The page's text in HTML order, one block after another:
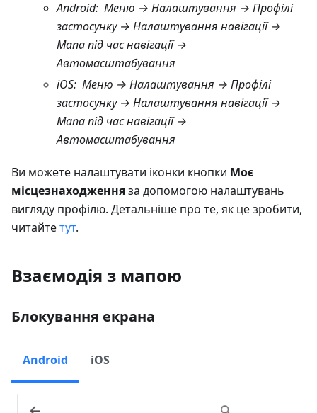
Android: Меню → Налаштування → Профілі
застосунку → Налаштування навігації →
Мапа під час навігації →
Автомасштабування
iOS: Меню → Налаштування → Профілі
застосунку → Налаштування навігації →
Мапа під час навігації →
Автомасштабування
Ви можете налаштувати іконки кнопки Моє
місцезнаходженняза допомогою налаштувань
вигляду профілю. Детальніше про те, як це зробити,
читайтетут.
Взаємодія з мапою
Блокування екрана
Android iOS